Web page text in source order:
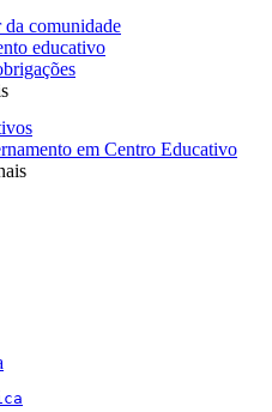
da comunidade
educativo
em Centro Educativo